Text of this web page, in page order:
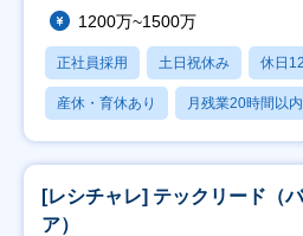
1200万~1500万
正社員採用 土日祝休み 休日
産休・育休あり 月残業20時間以内
[レシチャレ] テックリード（
ア）